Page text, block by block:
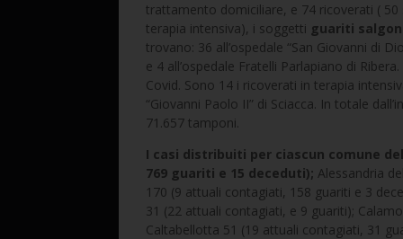
trattamento domiciliare, e 74 ricoverati (
terapia intensiva), i soggetti guariti
trovano: 36 all’ospedale “San Giovanni di
e 4 all’ospedale Fratelli Parlapiano di
Covid. Sono 14 i ricoverati in terapia
“Giovanni Paolo II” di Sciacca. In totale
71.657 tamponi.
I casi distribuiti per ciascun comune
769 guariti e 15 deceduti); Alessandria
170 (9 attuali contagiati, 158 guariti e 3
31 (22 attuali contagiati, e 9 guariti);
Caltabellotta 51 (19 attuali contagiati, 31